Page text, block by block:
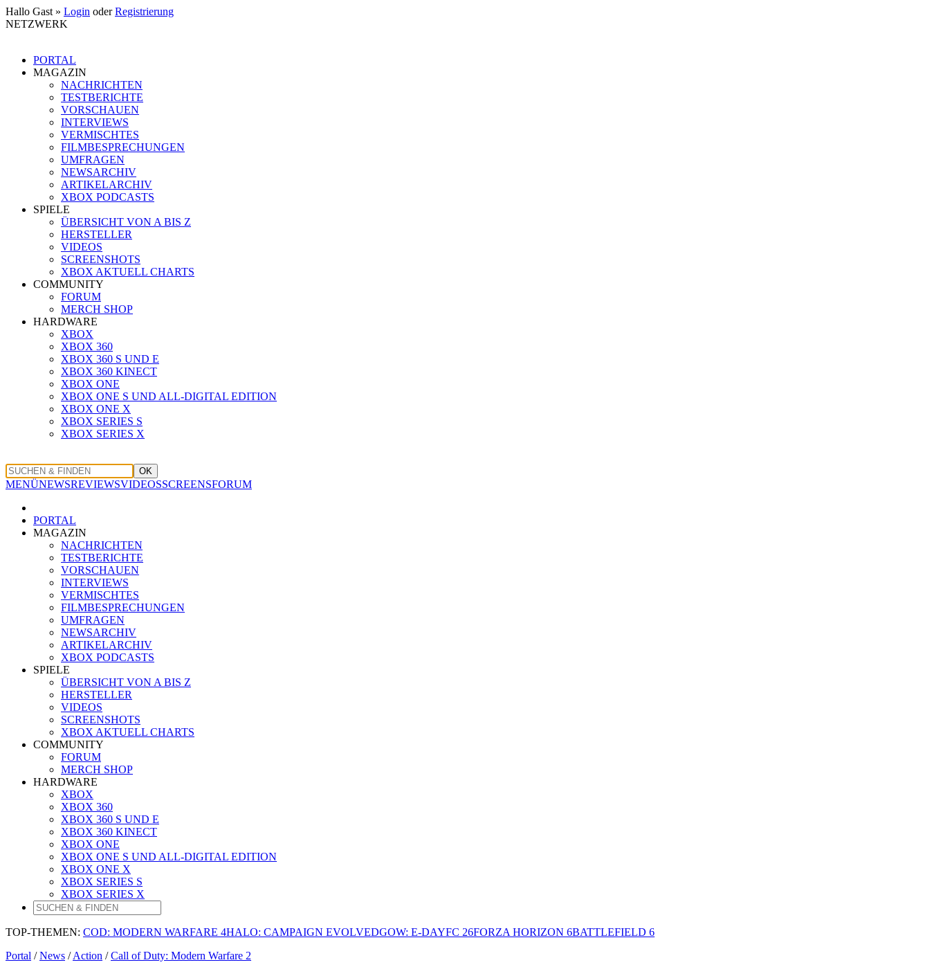
Hallo Gast » Login oderRegistrierung
NETZWERK
PORTAL
MAGAZIN
NACHRICHTEN
TESTBERICHTE
VORSCHAUEN
INTERVIEWS
VERMISCHTES
FILMBESPRECHUNGEN
UMFRAGEN
NEWSARCHIV
ARTIKELARCHIV
XBOX PODCASTS
SPIELE
ÜBERSICHT VON A BIS Z
HERSTELLER
VIDEOS
SCREENSHOTS
XBOX AKTUELL CHARTS
COMMUNITY
FORUM
MERCH SHOP
HARDWARE
XBOX
XBOX 360
XBOX 360 S UND E
XBOX 360 KINECT
XBOX ONE
XBOX ONE S UND ALL-DIGITAL EDITION
XBOX ONE X
XBOX SERIES S
XBOX SERIES X
OK
MENÜNEWSREVIEWSVIDEOSSCREENSFORUM
PORTAL
MAGAZIN
NACHRICHTEN
TESTBERICHTE
VORSCHAUEN
INTERVIEWS
VERMISCHTES
FILMBESPRECHUNGEN
UMFRAGEN
NEWSARCHIV
ARTIKELARCHIV
XBOX PODCASTS
SPIELE
ÜBERSICHT VON A BIS Z
HERSTELLER
VIDEOS
SCREENSHOTS
XBOX AKTUELL CHARTS
COMMUNITY
FORUM
MERCH SHOP
HARDWARE
XBOX
XBOX 360
XBOX 360 S UND E
XBOX 360 KINECT
XBOX ONE
XBOX ONE S UND ALL-DIGITAL EDITION
XBOX ONE X
XBOX SERIES S
XBOX SERIES X
TOP-THEMEN: COD: MODERN WARFARE 4HALO: CAMPAIGN EVOLVEDGOW: E-DAYFC 26FORZA HORIZON 6BATTLEFIELD 6
Portal /News /Action /Call of Duty: Modern Warfare 2